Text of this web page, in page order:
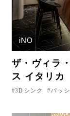
iNO
ザ・ヴィラ
ス イタリカ
3Dシンク パッ